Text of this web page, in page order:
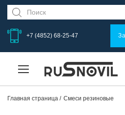
+7 (4852) 68-25-47
Главная страница Смеси резиновые